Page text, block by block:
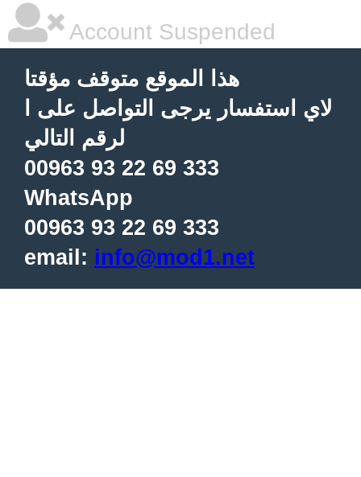
Account Suspended
هذا الموقع متوقف مؤقتا
لاي استفسار يرجى التواصل على ا
لرقم التالي
00963 93 22 69 333
WhatsApp
00963 93 22 69 333
email: info@mod1.net